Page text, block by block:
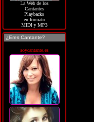
La Web de los
Cantantes
Playbacks
en formato
MIDI y MP3
¿Eres Cantante?
soycantante.es